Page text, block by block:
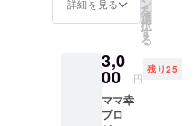
提供し
の商品
です。
認知症
になっ
てもで
詳細を見る ン
を
選
択
す
る
3,0
00 円
残り25
ママ幸
プロ